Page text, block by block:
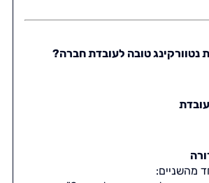
נטוורקינג טובה לעובדת חברה?
מהשניים: